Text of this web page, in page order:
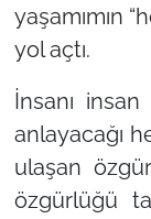
yaşamımın
yol açtı.
İnsanı
anlayacağı
ulaşan
özgürlüğü